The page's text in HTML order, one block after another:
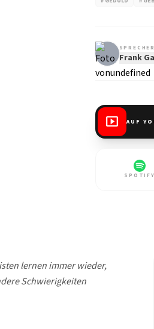
SPRECHER
Frank
smart_display AUF
SPOTIFY
lernen immer wieder,
Schwierigkeiten